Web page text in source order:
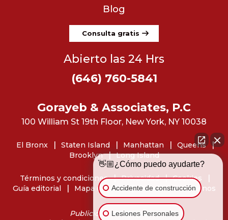
Blog
Consulta gratis
Abierto las 24 Hrs
(646) 760-5841
Gorayeb & Associates, P.C
100 William St 19th Floor, New York, NY 10038
Publicidad de abogados
El Bronx Staten Island Manhattan
Queens
Brooklyn
Long Island
Términos y condiciones Privacidad
Cookies
Guía editorial
Mapa del sitio Dónde encontrarnos
👋🏼¿Cómo puedo ayudarte?
Accidente de construcción
Lesiones Personales